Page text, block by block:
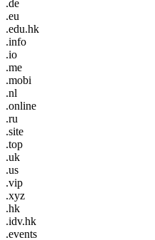
.de
.eu
.edu.hk
.info
.io
.me
.mobi
.nl
.online
.ru
.site
.top
.uk
.us
.vip
.xyz
.hk
.idv.hk
.events